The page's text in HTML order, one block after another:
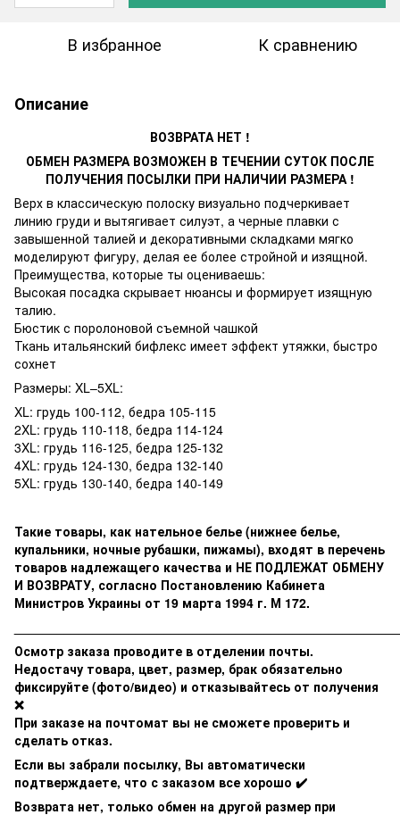
В избранное К сравнению
Описание
ВОЗВРАТА НЕТ !
ОБМЕН РАЗМЕРА ВОЗМОЖЕН В ТЕЧЕНИИ СУТОК ПОСЛЕ
ПОЛУЧЕНИЯ ПОСЫЛКИ ПРИ НАЛИЧИИ РАЗМЕРА !
Верх в классическую полоску визуально подчеркивает
линию груди и вытягивает силуэт, а черные плавки с
завышенной талией и декоративными складками мягко
моделируют фигуру, делая ее более стройной и изящной.
Преимущества, которые ты оцениваешь:
Высокая посадка скрывает нюансы и формирует изящную
талию.
Бюстик с поролоновой съемной чашкой
Ткань итальянский бифлекс имеет эффект утяжки, быстро
сохнет
Размеры: XL–5XL:
XL: грудь 100-112, бедра 105-115
2XL: грудь 110-118, бедра 114-124
3XL: грудь 116-125, бедра 125-132
4XL: грудь 124-130, бедра 132-140
5XL: грудь 130-140, бедра 140-149
Такие товары, как нательное белье (нижнее белье,
купальники, ночные рубашки, пижамы), входят в перечень
товаров надлежащего качества и НЕ ПОДЛЕЖАТ ОБМЕНУ
И ВОЗВРАТУ, согласно Постановлению Кабинета
Министров Украины от 19 марта 1994 г. М 172.
Осмотр заказа проводите в отделении почты.
Недостачу товара, цвет, размер, брак обязательно
фиксируйте (фото/видео) и отказывайтесь от получения
❌
При заказе на почтомат вы не сможете проверить и
сделать отказ.
Если вы забрали посылку, Вы автоматически
подтверждаете, что с заказом все хорошо ✔️
Возврата нет, только обмен на другой размер при